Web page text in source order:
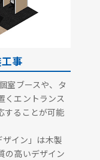
事
室ブースや、タ
くエントランス
することが可能
イン」は木製
の高いデザイン